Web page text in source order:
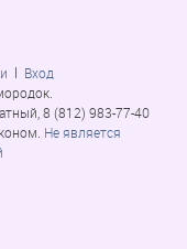
Вход
8 (812) 983-77-40
Не является